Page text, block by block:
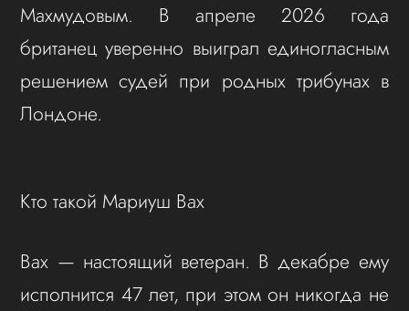
Махмудовым. В апреле 2026 года
британец уверенно выиграл единогласным
решением судей при родных трибунах в
Лондоне.
Кто такой Мариуш Вах
Вах — настоящий ветеран. В декабре ему
исполнится 47 лет, при этом он никогда не